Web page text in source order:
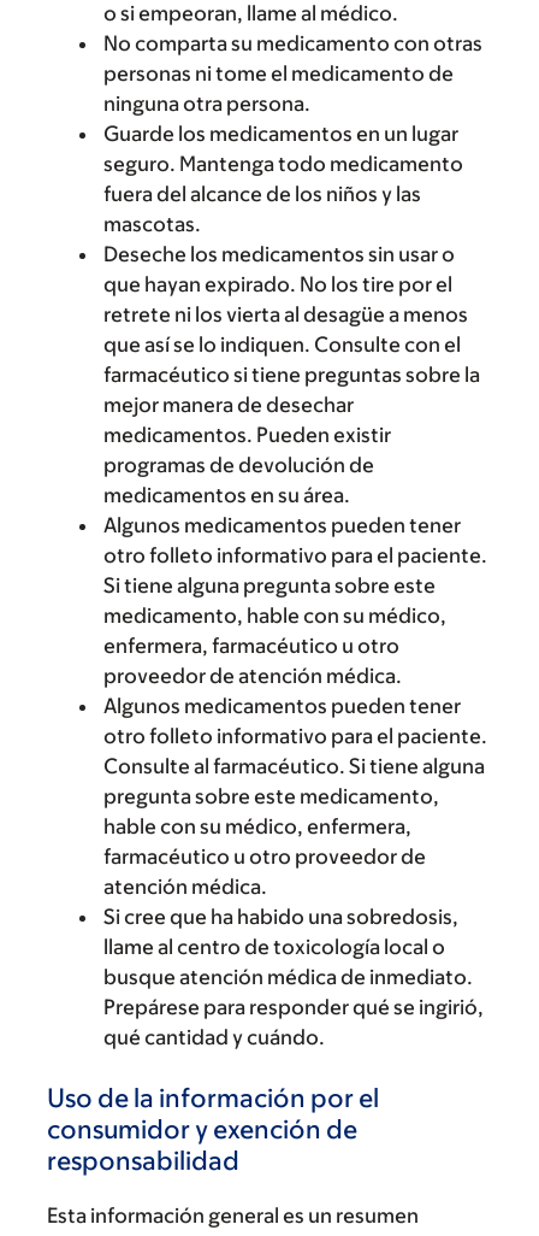
o si empeoran, llame al médico.
No comparta su medicamento con otras
personas ni tome el medicamento de
ninguna otra persona.
Guarde los medicamentos en un lugar
seguro. Mantenga todo medicamento
fuera del alcance de los niños y las
mascotas.
Deseche los medicamentos sin usar o
que hayan expirado. No los tire por el
retrete ni los vierta al desagüe a menos
que así se lo indiquen. Consulte con el
farmacéutico si tiene preguntas sobre la
mejor manera de desechar
medicamentos. Pueden existir
programas de devolución de
medicamentos en su área.
Algunos medicamentos pueden tener
otro folleto informativo para el paciente.
Si tiene alguna pregunta sobre este
medicamento, hable con su médico,
enfermera, farmacéutico u otro
proveedor de atención médica.
Algunos medicamentos pueden tener
otro folleto informativo para el paciente.
Consulte al farmacéutico. Si tiene alguna
pregunta sobre este medicamento,
hable con su médico, enfermera,
farmacéutico u otro proveedor de
atención médica.
Si cree que ha habido una sobredosis,
llame al centro de toxicología local o
busque atención médica de inmediato.
Prepárese para responder qué se ingirió,
qué cantidad y cuándo.
Uso de la información por el
consumidor y exención de
responsabilidad
Esta información general es un resumen